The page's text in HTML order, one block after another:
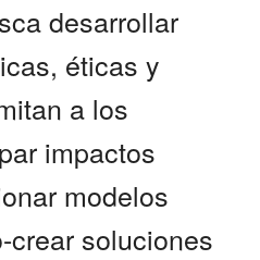
desarrollar
éticas y
a los
impactos
modelos
soluciones